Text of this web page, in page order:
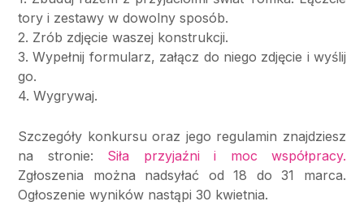
tory i zestawy w dowolny sposób.
2. Zrób zdjęcie waszej konstrukcji.
3. Wypełnij formularz, załącz do niego zdjęcie i wyślij
go.
4. Wygrywaj.
Szczegóły konkursu oraz jego regulamin znajdziesz
na stronie: Siła przyjaźni i moc współpracy.
Zgłoszenia można nadsyłać od 18 do 31 marca.
Ogłoszenie wyników nastąpi 30 kwietnia.